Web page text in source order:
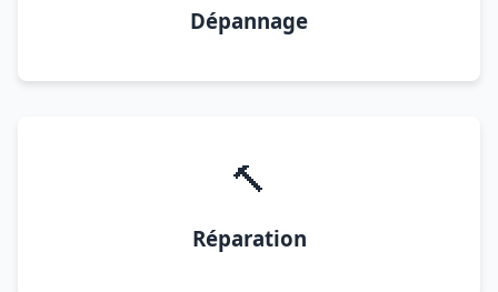
Dépannage
🔨
Réparation